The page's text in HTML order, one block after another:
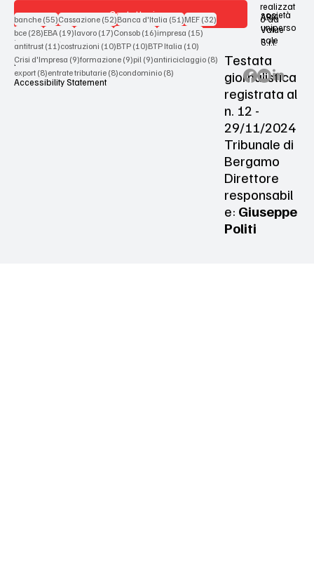
Contattaci
Terms & Conditions
Privacy Policy
Accessibility Statement
realizzat
o da
società
uniperso
nale
ARX
Value
S.r.l.
Testata
giornalistica
registrata al
n. 12 -
29/11/2024
Tribunale di
Bergamo
Direttore
responsabil
e: Giuseppe
Politi
banche (55)55 post
Cassazione (52)52 post
Banca d'Italia (51)51 post
MEF (32)32 post
bce (28)28 post
EBA (19)19 post
lavoro (17)17 post
Consob (16)16 post
impresa (15)15 post
antitrust (11)11 post
costruzioni (10)10 post
BTP (10)10 post
BTP Italia (10)10 post
Crisi d'Impresa (9)9 post
formazione (9)9 post
pil (9)9 post
antiriciclaggio (8)8 post
export (8)8 post
entrate tributarie (8)8 post
condominio (8)8 post